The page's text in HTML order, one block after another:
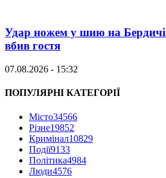
Удар ножем у шию на
вбив гостя
07.08.2026 - 15:32
ПОПУЛЯРНІ КАТЕГОРІЇ
Місто34566
Різне19852
Кримінал10829
Події9133
Політика4984
Люди4576